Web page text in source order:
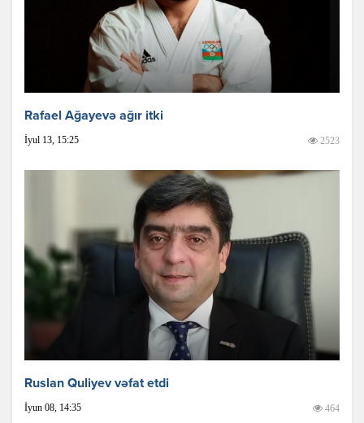
Rafael Ağayevə ağır itki
İyul 13, 15:25 2523
Ruslan Quliyev vəfat etdi
İyun 08, 14:35 464